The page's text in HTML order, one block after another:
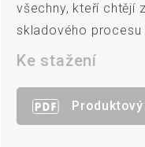
všechny, kteří chtějí
skladového
Ke stažení